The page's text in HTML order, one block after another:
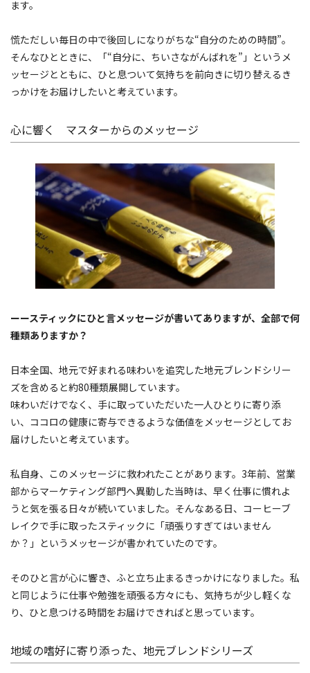
ます。
慌ただしい毎日の中で後回しになりがちな“自分のための時間”。
そんなひとときに、「“自分に、ちいさながんばれを”」というメ
ッセージとともに、ひと息ついて気持ちを前向きに切り替えるき
っかけをお届けしたいと考えています。
心に響く マスターからのメッセージ
ーースティックにひと言メッセージが書いてありますが、全部で何
種類ありますか？
日本全国、地元で好まれる味わいを追究した地元ブレンドシリー
ズを含めると約80種類展開しています。
味わいだけでなく、手に取っていただいた一人ひとりに寄り添
い、ココロの健康に寄与できるような価値をメッセージとしてお
届けしたいと考えています。
私自身、このメッセージに救われたことがあります。3年前、営業
部からマーケティング部門へ異動した当時は、早く仕事に慣れよ
うと気を張る日々が続いていました。そんなある日、コーヒーブ
レイクで手に取ったスティックに「頑張りすぎてはいません
か？」というメッセージが書かれていたのです。
そのひと言が心に響き、ふと立ち止まるきっかけになりました。私
と同じように仕事や勉強を頑張る方々にも、気持ちが少し軽くな
り、ひと息つける時間をお届けできればと思っています。
地域の嗜好に寄り添った、地元ブレンドシリーズ